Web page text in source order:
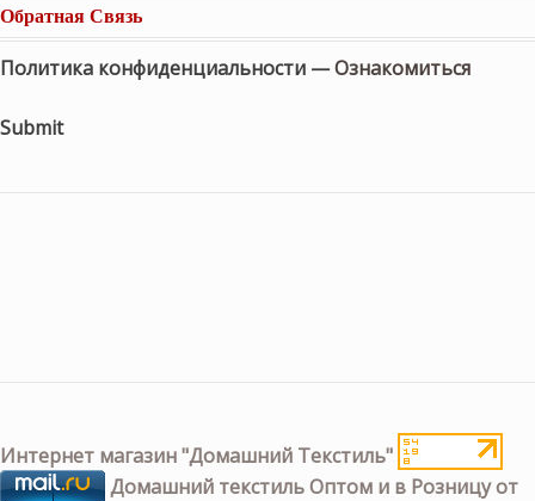
Обратная Связь
Политика конфиденциальности —Ознакомиться
Submit
Интернет магазин "Домашний Текстиль"
Домашний текстиль Оптом и в Розницу от